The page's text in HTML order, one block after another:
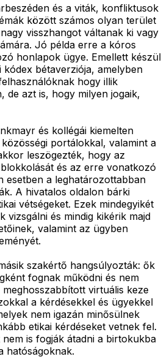
és a viták, konfliktusok
között számos olyan terület
visszhangot váltanak ki vagy
Jó példa erre a kóros
honlapok ügye. Emellett készül
kódex bétaverziója, amelyben
hogy illik
de azt is, hogy milyen jogaik,
és kollégái kiemelten
portálokkal, valamint a
leszögezték, hogy az
és az erre vonatkozó
esetben a leghatározottabban
A hivatalos oldalon bárki
vétségeket. Ezek mindegyikét
vizsgálni és mindig kikérik majd
valamint az ügyben
szakértő hangsúlyozták: ők
fognak működni és nem
virtuális keze
a kérdésekkel és ügyekkel
nem igazán minősülnek
etikai kérdéseket vetnek fel.
is fogják átadni a birtokukba
hatóságoknak.